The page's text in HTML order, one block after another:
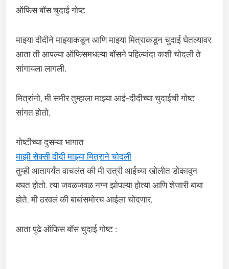
ऑफिस बॉस चुदाई गोष्ट
माझ्या दीदीने माझ्याकडून आणि माझ्या मित्राकडून चुदाई घेतल्यावर
आता ती आपल्या ऑफिसमधल्या बॉसने पहिल्यांदा कशी चोदली ते
सांगायला लागली.
मित्रांनो, मी समीर तुम्हाला माझ्या आई-दीदीच्या चुदाईची गोष्ट
सांगत होतो.
गोष्टीच्या दुसऱ्या भागात
माझी सेक्सी दीदी माझ्या मित्राने चोदली
तुम्ही आतापर्यंत वाचलंत की मी रात्री आईच्या खोलीत डोकावून
बघत होतो. त्या जवळजवळ नग्न झोपल्या होत्या आणि शेजारी बाबा
होते. मी ठरवलं की बाबांसमोरच आईला चोदणार.
आता पुढे ऑफिस बॉस चुदाई गोष्ट :